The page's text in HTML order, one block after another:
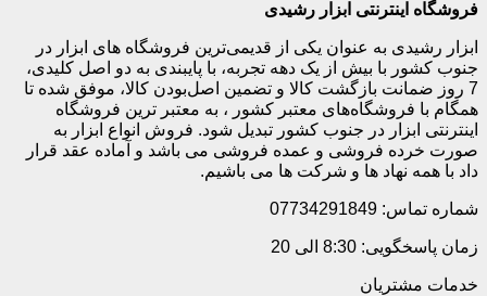
فروشگاه اینترنتی ابزار رشیدی
ابزار رشیدی به عنوان یکی از قدیمی‌ترین فروشگاه های ابزار در
جنوب کشور با بیش از یک دهه تجربه، با پایبندی به دو اصل کلیدی،
7 روز ضمانت بازگشت کالا و تضمین اصل‌بودن کالا، موفق شده تا
همگام با فروشگاه‌های معتبر کشور ، به معتبر ترین فروشگاه
اینترنتی ابزار در جنوب کشور تبدیل شود. فروش انواع ابزار به
صورت خرده فروشی و عمده فروشی می باشد و آماده عقد قرار
داد با همه نهاد ها و شرکت ها می باشیم.
شماره تماس: 07734291849
زمان پاسخگویی: 8:30 الی 20
خدمات مشتریان